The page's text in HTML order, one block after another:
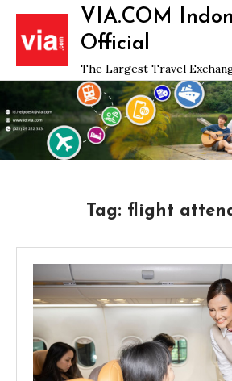
Skip
content
VIA.COM
Official
The Largest Travel
Tag: flight